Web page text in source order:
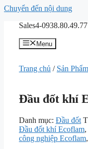
Chuyển đến nội dung
Sales4-0938.80.49.77
Menu
Trang chủ / Sản Phẩm
Đầu đốt khí
Danh mục: Đầu đốt
Đầu đốt khí Ecoflam,
công nghiệp Ecoflam,